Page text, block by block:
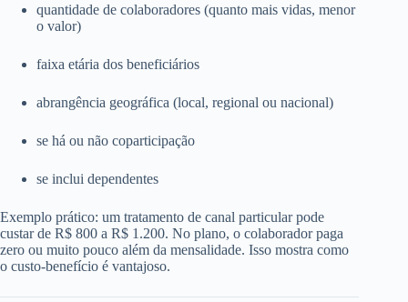
quantidade de colaboradores (quanto mais vidas, menor
o valor)
faixa etária dos beneficiários
abrangência geográfica (local, regional ou nacional)
se há ou não coparticipação
se inclui dependentes
Exemplo prático: um tratamento de canal particular pode
custar de R$ 800 a R$ 1.200. No plano, o colaborador paga
zero ou muito pouco além da mensalidade. Isso mostra como
o custo-benefício é vantajoso.